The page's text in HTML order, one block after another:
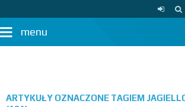
menu
ARTYKUŁY OZNACZONE TAGIEM